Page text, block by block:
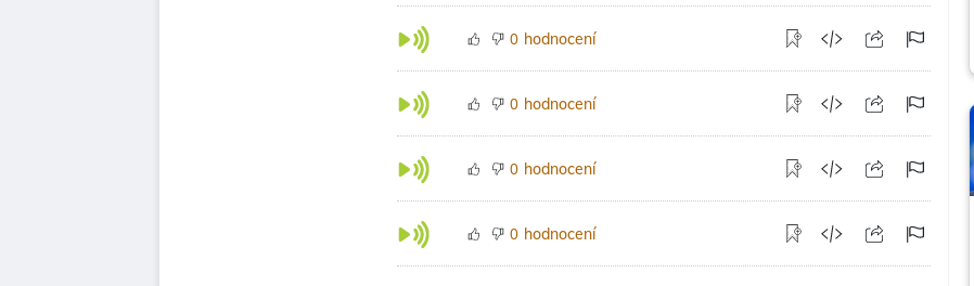
0 hodnocení
0 hodnocení
0 hodnocení
0 hodnocení